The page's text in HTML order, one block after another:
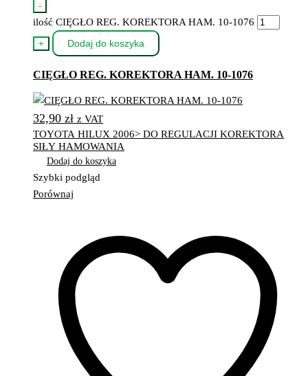
-
ilość CIĘGŁO REG. KOREKTORA HAM. 10-1076
+ Dodaj do koszyka
CIĘGŁO REG. KOREKTORA HAM. 10-1076
32,90 zł z VAT
TOYOTA HILUX 2006> DO REGULACJI KOREKTORA
SIŁY HAMOWANIA
Dodaj do koszyka
Szybki podgląd
Porównaj